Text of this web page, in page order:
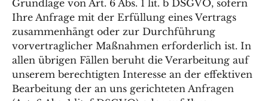
Grundlage von Art. 6 Abs. 1 lit. b DSGVO, sofern
Ihre Anfrage mit der Erfüllung eines Vertrags
zusammenhängt oder zur Durchführung
vorvertraglicher Maßnahmen erforderlich ist. In
allen übrigen Fällen beruht die Verarbeitung auf
unserem berechtigten Interesse an der effektiven
Bearbeitung der an uns gerichteten Anfragen